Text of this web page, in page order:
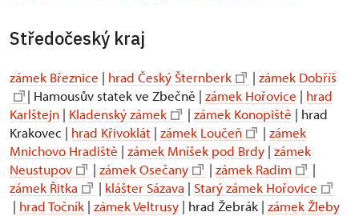
Středočeský kraj
zámek Březnice | hrad Český Šternberk | zámek Dobříš
| Hamousův statek ve Zbečně | zámek Hořovice | hrad
Karlštejn | Kladenský zámek | zámek Konopiště | hrad
Krakovec | hrad Křivoklát | zámek Loučeň | zámek
Mnichovo Hradiště | zámek Mníšek pod Brdy | zámek
Neustupov
| zámek Osečany | zámek Radim
|
zámek Řitka
| klášter Sázava | Starý zámek Hořovice
| hrad Točník | zámek Veltrusy | hrad Žebrák | zámek Žleby